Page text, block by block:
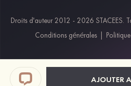
AJOUTER
Modes de
Klarna
Paypal
Réductions étudiants &
Droits d'auteur 2012 - 2026 STACEES.
Conditions générales